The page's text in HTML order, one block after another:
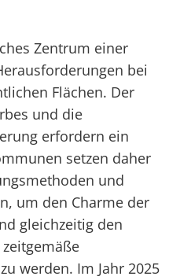
Zentrum einer
bei
Flächen. Der
und die
erfordern ein
setzen daher
und
um den Charme der
gleichzeitig den
werden. Im Jahr 2025